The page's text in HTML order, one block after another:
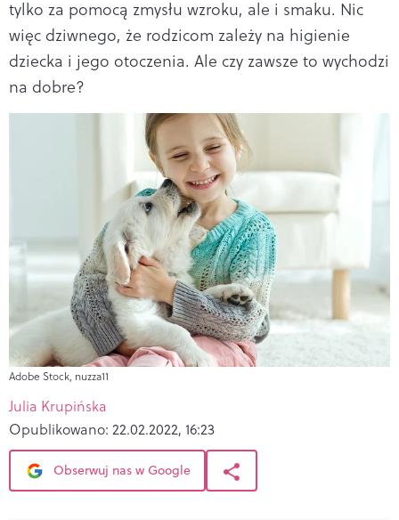
tylko za pomocą zmysłu wzroku, ale i smaku. Nic
więc dziwnego, że rodzicom zależy na higienie
dziecka i jego otoczenia. Ale czy zawsze to wychodzi
na dobre?
Adobe Stock, nuzza11
Julia Krupińska
Opublikowano: 22.02.2022, 16:23
Obserwuj nas w Google